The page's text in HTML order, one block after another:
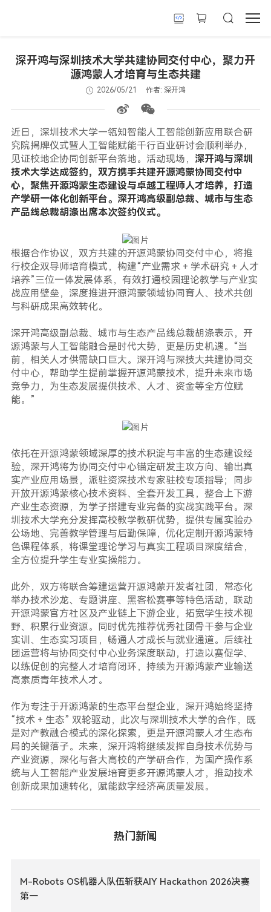
深开鸿与深圳技术大学共建协同交付中心，聚力开
源鸿蒙人才培育与生态共建
2026/05/21 作者: 深开鸿
近日，深圳技术大学—瓴知智能人工智能创新应用联合研
究院揭牌仪式暨人工智能赋能千行百业研讨会顺利举办，
见证校地企协同创新平台落地。活动现场， 深开鸿与深圳
技术大学达成签约，双方携手共建开源鸿蒙协同交付中
心，聚焦开源鸿蒙生态建设与卓越工程师人才培养，打造
产学研一体化创新平台。深开鸿高级副总裁、城市与生态
产品线总裁胡涤出席本次签约仪式。
根据合作协议，双方共建的开源鸿蒙协同交付中心，将推
行校企双导师培育模式，构建“产业需求 + 学术研究 + 人才
培养”三位一体发展体系，有效打通校园理论教学与产业实
战应用壁垒，深度推进开源鸿蒙领域协同育人、技术共创
与科研成果高效转化。
深开鸿高级副总裁、城市与生态产品线总裁胡涤表示，开
源鸿蒙与人工智能融合是时代大势，更是历史机遇。“当
前，相关人才供需缺口巨大。深开鸿与深技大共建协同交
付中心，帮助学生提前掌握开源鸿蒙技术，提升未来市场
竞争力，为生态发展提供技术、人才、资金等全方位赋
能。”
依托在开源鸿蒙领域深厚的技术积淀与丰富的生态建设经
验，深开鸿将为协同交付中心锚定研发主攻方向、输出真
实产业应用场景，派驻资深技术专家驻校专项指导；同步
开放开源鸿蒙核心技术资料、全套开发工具，整合上下游
产业生态资源，为学子搭建专业完备的实战实践平台。深
圳技术大学充分发挥高校教学教研优势，提供专属实验办
公场地、完善教学管理与后勤保障，优化定制开源鸿蒙特
色课程体系，将课堂理论学习与真实工程项目深度结合，
全方位提升学生专业实操能力。
此外，双方将联合筹建运营开源鸿蒙开发者社团，常态化
举办技术沙龙、专题讲座、黑客松赛事等特色活动，联动
开源鸿蒙官方社区及产业链上下游企业，拓宽学生技术视
野、积累行业资源。同时优先推荐优秀社团骨干参与企业
实训、生态实习项目，畅通人才成长与就业通道。后续社
团运营将与协同交付中心业务深度联动，打造以赛促学、
以练促创的完整人才培育闭环，持续为开源鸿蒙产业输送
高素质青年技术人才。
作为专注于开源鸿蒙的生态平台型企业，深开鸿始终坚持
“技术 + 生态” 双轮驱动，此次与深圳技术大学的合作，既
是对产教融合模式的深化探索，更是开源鸿蒙人才生态布
局的关键落子。未来，深开鸿将继续发挥自身技术优势与
产业资源，深化与各大高校的产学研合作，为国产操作系
统与人工智能产业发展培育更多开源鸿蒙人才，推动技术
创新成果加速转化，赋能数字经济高质量发展。
热门新闻
M-Robots OS机器人队伍斩获AIY Hackathon 2026决赛
第一